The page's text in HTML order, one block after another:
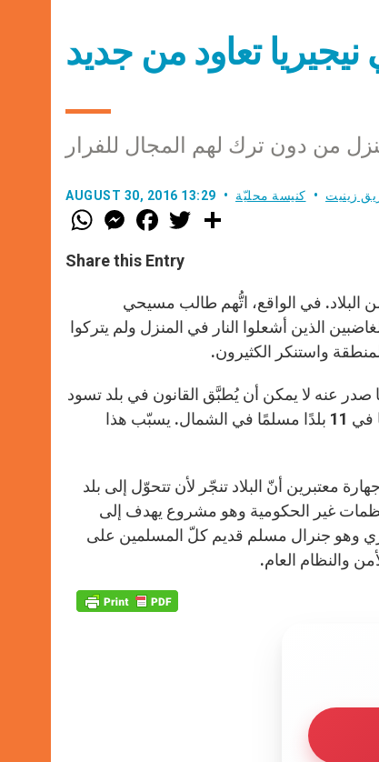
تعاود من جديد
من دون ترك لهم المجال للفرار
AUGUST 30, 2016 13:29 زينيت كنيسة محليّة
W
h
t
s
M
e
s
e
g
e
r
F
a
e
b
o
k
w
r
Share this Entry
البلاد. في الواقع، اتُّهم طالب مسيحي
الذين أشعلوا النار في المنزل ولم يتركوا
واستنكر الكثيرون.
عنه لا يمكن أن يُطبَّق القانون في بلد تسود
فيه الازدواجية بين الدستور الإتحاد النيجيري والشريعة الإسلامية المعمول بها في 11 بلدًا مسلمًا في الشمال. يسبّب هذا
معتبرين أنّ البلاد تنجّر لأن تتحوّل إلى بلد
غير الحكومية وهو مشروع يهدف إلى
وهو جنرال مسلم قديم كلّ المسلمين على
والنظام العام.